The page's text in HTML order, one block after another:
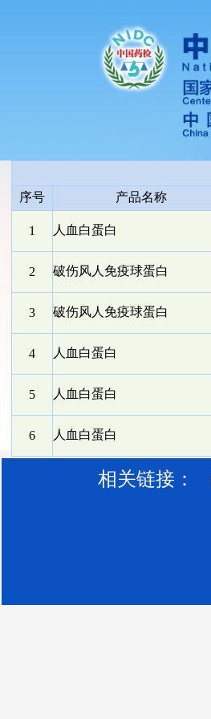
序号
产品名称
1 人血白蛋白
2 破伤风人免疫球蛋白
3 破伤风人免疫球蛋白
4 人血白蛋白
5 人血白蛋白
6 人血白蛋白
相关链接：